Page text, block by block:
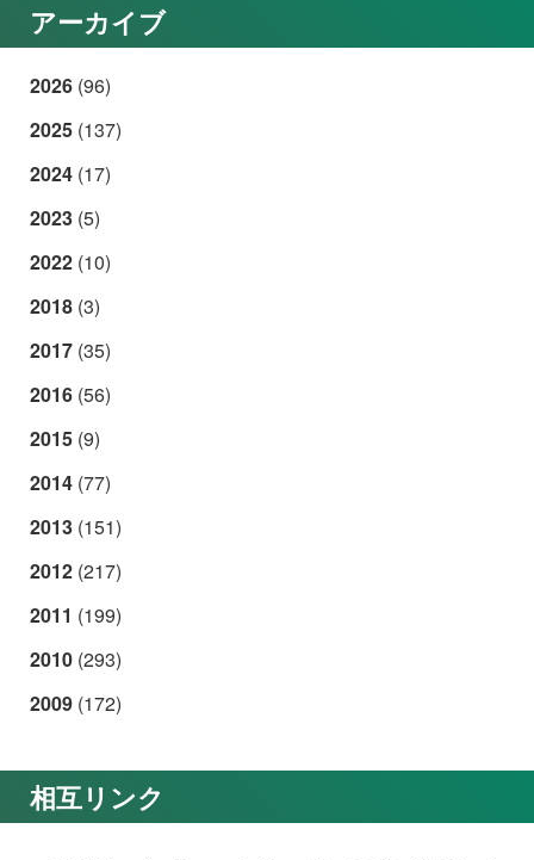
アーカイブ
2026 (96)
2025 (137)
2024 (17)
2023 (5)
2022 (10)
2018 (3)
2017 (35)
2016 (56)
2015 (9)
2014 (77)
2013 (151)
2012 (217)
2011 (199)
2010 (293)
2009 (172)
相互リンク